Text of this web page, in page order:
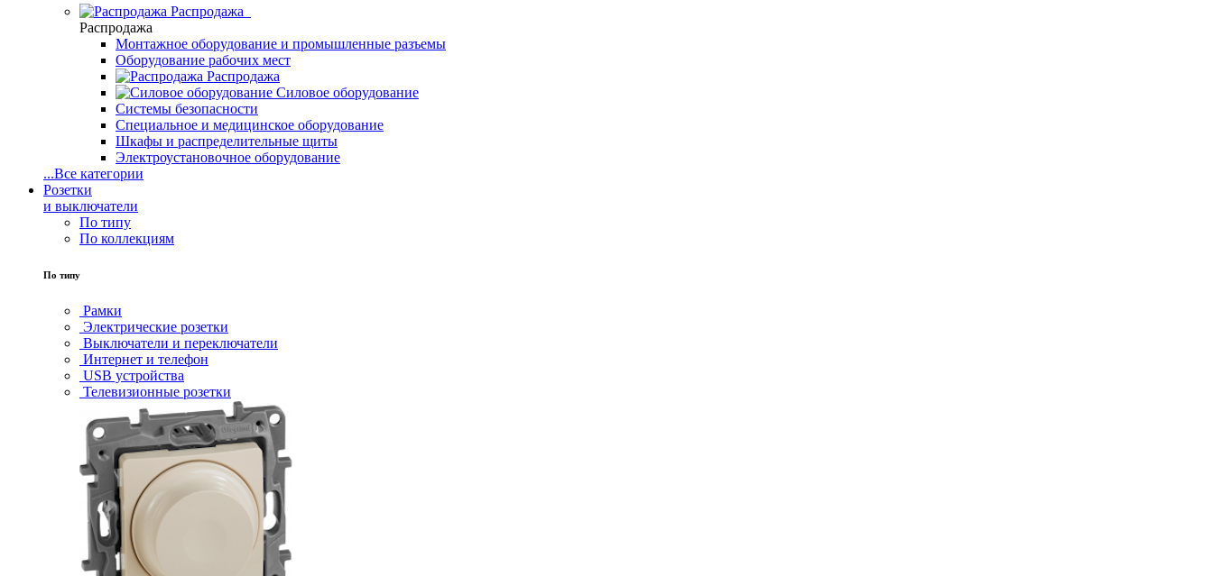
Распродажа
Распродажа
Монтажное оборудование и промышленные разъемы
Оборудование рабочих мест
Распродажа
Силовое оборудование
Системы безопасности
Специальное и медицинское оборудование
Шкафы и распределительные щиты
Электроустановочное оборудование
...Все категории
Розетки
и выключатели
По типу
По коллекциям
По типу
Рамки
Электрические розетки
Выключатели и переключатели
Интернет и телефон
USB устройства
Телевизионные розетки